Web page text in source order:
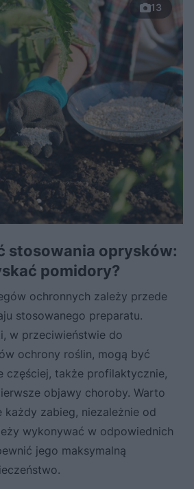
13
stosowania oprysków:
pomidory?
ochronnych zależy przede
stosowanego preparatu.
w przeciwieństwie do
ochrony roślin, mogą być
częściej, także profilaktycznie,
objawy choroby. Warto
każdy zabieg, niezależnie od
wykonywać w odpowiednich
jego maksymalną